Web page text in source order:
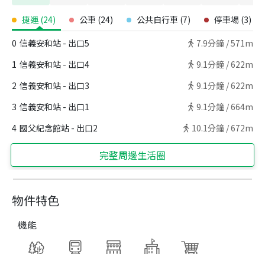
物件特色
機能
捷運 (24) 公車 (24) 公共自行車 (7) 停車場 (3)
0 信義安和站 - 出口5 7.9分鐘 /571m
1 信義安和站 - 出口4 9.1分鐘 /622m
2 信義安和站 - 出口3 9.1分鐘 /622m
3 信義安和站 - 出口1 9.1分鐘 /664m
4 國父紀念館站 - 出口2 10.1分鐘 /672m
完整周邊生活圈